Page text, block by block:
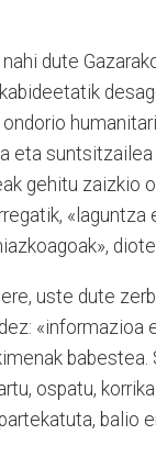
dute
eta
gehitu zaizkio
uste dute
ospatu,
balio